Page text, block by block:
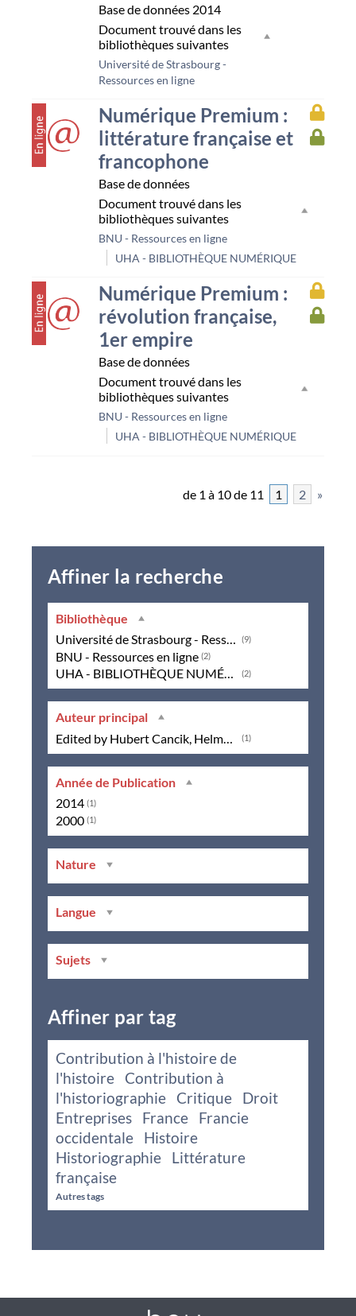
Base de données 2014
Document trouvé dans les
bibliothèques suivantes
Université de Strasbourg -
Ressources en ligne
Numérique Premium :
littérature française et
francophone
Base de données
Document trouvé dans les
bibliothèques suivantes
BNU - Ressources en ligne
UHA - BIBLIOTHÈQUE NUMÉRIQUE
Accès
à
laAccès
à
Numérique Premium :
révolution française,
1er empire
Base de données
Document trouvé dans les
bibliothèques suivantes
BNU - Ressources en ligne
UHA - BIBLIOTHÈQUE NUMÉRIQUE
Accès
à
laAccès
à
de 1 à 10 de 11 1 2 »
Affiner la recherche
Bibliothèque
Université de Strasbourg - Ressources en ligne
(9)
BNU - Ressources en ligne (2)
UHA - BIBLIOTHÈQUE NUMÉRIQUE (2)
Auteur principal
(1)
Année de Publication
2014 (1)
2000 (1)
Nature
Langue
Sujets
Affiner par tag
Contribution à l'histoire de
l'histoire
Contribution à
l'historiographie
Critique
Droit
Entreprises
France
Francie
occidentale
Histoire
Historiographie
Littérature
française
Autres tags